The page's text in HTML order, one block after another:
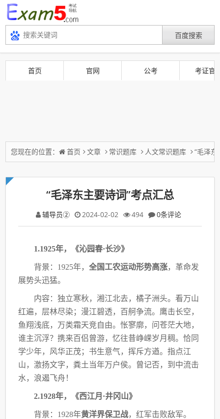
首页 官网 公考 考证官
您现在的位置： 首页 文章 常识题库 人文常识题库 “毛泽
“毛泽东主要诗词”考点汇总
辅导员② 2024-02-02 494 0条评论
1.1925年，《沁园春·长沙》
背景： 1925年，全国工农运动形势高涨，革命发
展势头迅猛。
内容：独立寒秋，湘江北去，橘子洲头。看万山
红遍，层林尽染；漫江碧透，百舸争流。 鹰击长空，
鱼翔浅底，万类霜天竞自由。怅寥廓，问苍茫大地，
谁主沉浮？携来百侣曾游，忆往昔峥嵘岁月稠。恰同
学少年，风华正茂；书生意气，挥斥方遒。指点江
山，激扬文字， 粪土当年万户侯。曾记否，到中流击
水，浪遏飞舟！
2.1928年，《西江月·井冈山》
背景： 1928年黄洋界保卫战，红军击败敌军。